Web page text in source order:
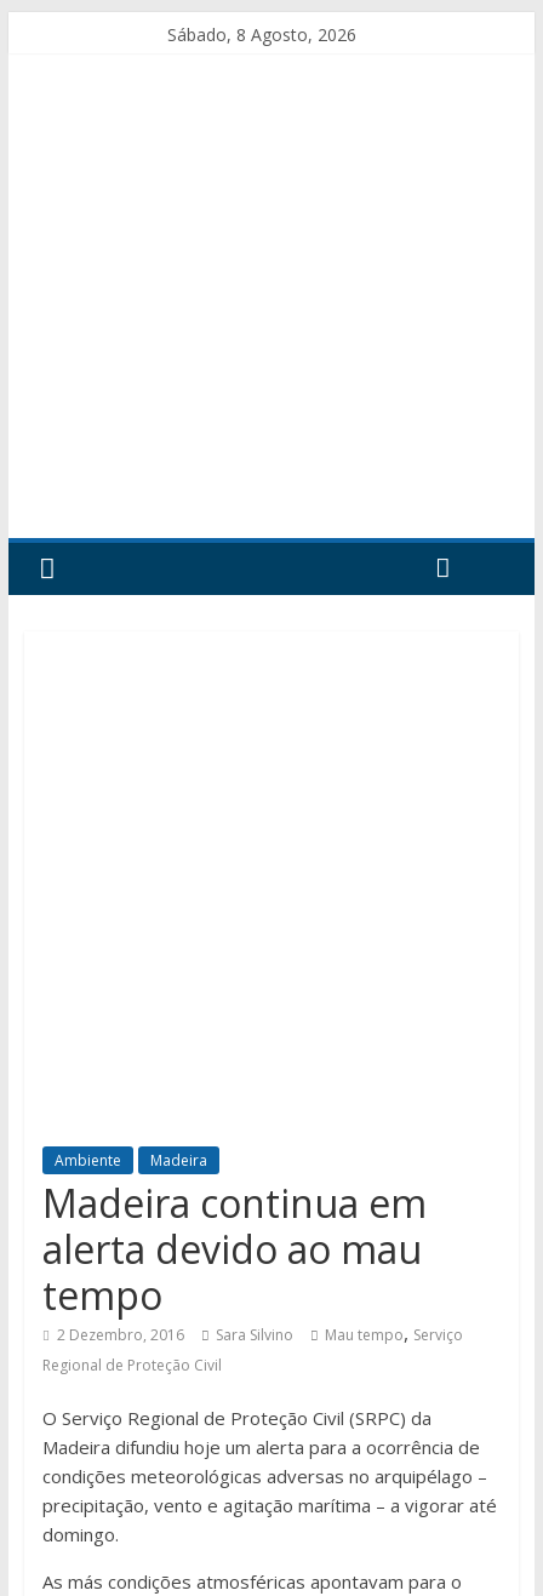
Sábado, 8 Agosto, 2026
Ambiente Madeira
Madeira continua em
alerta devido ao mau
tempo
2 Dezembro, 2016 Sara Silvino Mau tempo, Serviço
Regional de Proteção Civil
O Serviço Regional de Proteção Civil (SRPC) da
Madeira difundiu hoje um alerta para a ocorrência de
condições meteorológicas adversas no arquipélago –
precipitação, vento e agitação marítima – a vigorar até
domingo.
As más condições atmosféricas apontavam para o